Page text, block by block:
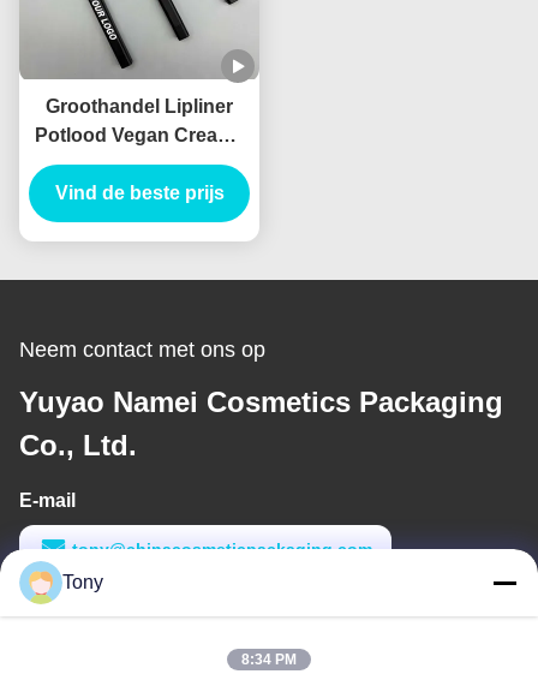
Groothandel Lipliner
Potlood Vegan Creamy
Container Waterdicht
Custom Logo Private
Label
Vind de beste prijs
Neem contact met ons op
Yuyao Namei Cosmetics Packaging
Co., Ltd.
E-mail
tony@chinacosmeticpackaging.com
Werktijd
Tony
8:34 PM